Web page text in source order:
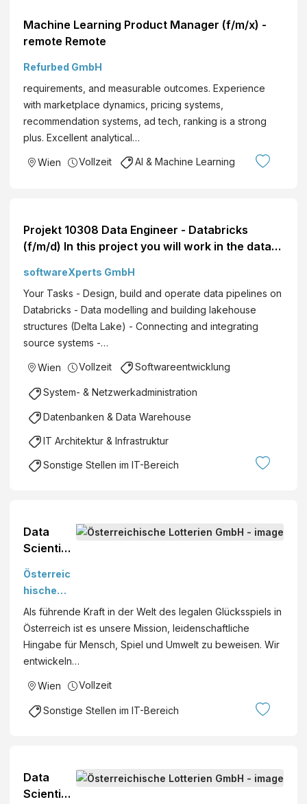
Machine Learning Product Manager (f/m/x) -
remote Remote
Refurbed GmbH
requirements, and measurable outcomes. Experience
with marketplace dynamics, pricing systems,
recommendation systems, ad tech, ranking is a strong
plus. Excellent analytical…
Wien Vollzeit AI & Machine Learning
Projekt 10308 Data Engineer - Databricks
(f/m/d) In this project you will work in the data
insurance group Wien Hybriddays remote /
week Vollzeit Direktbewerbung
softwareXperts GmbH
Your Tasks - Design, build and operate data pipelines on
Databricks - Data modelling and building lakehouse
structures (Delta Lake) - Connecting and integrating
source systems -…
Wien Vollzeit Softwareentwicklung
System- & Netzwerkadministration
Datenbanken & Data Warehouse
IT Architektur & Infrastruktur
Sonstige Stellen im IT-Bereich
Data
Scientist
(all
genders)
Österreic
hische
Lotterien
Wien
Vollzeit
Ab sofort
Österreic
hische
Lotterien
GmbH
Als führende Kraft in der Welt des legalen Glücksspiels in
Österreich ist es unsere Mission, leidenschaftliche
Hingabe für Mensch, Spiel und Umwelt zu beweisen. Wir
entwickeln…
Wien Vollzeit
Sonstige Stellen im IT-Bereich
Data
Scientist